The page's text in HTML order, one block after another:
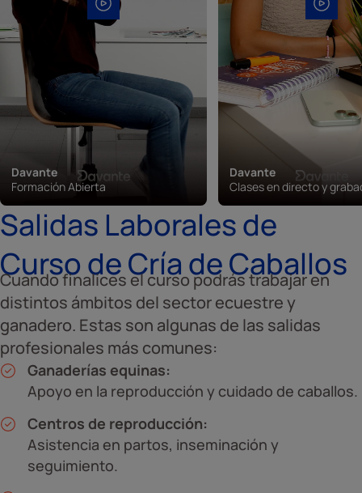
Davante
Formación Abierta
Davante
Clases en directo y
Salidas Laborales de
Curso de Cría de Caballos
Cuando finalices el curso podrás trabajar en
distintos ámbitos del sector ecuestre y
ganadero. Estas son algunas de las salidas
profesionales más comunes:
Ganaderías equinas:
Apoyo en la reproducción y cuidado de caballos.
Centros de reproducción:
Asistencia en partos, inseminación y
seguimiento.